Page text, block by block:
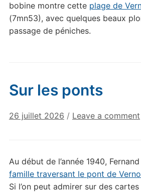
bobine montre cette plage de
(7mn53), avec quelques beaux
passage de péniches.
Sur les ponts
26 juillet 2026 / Leave a comment
Au début de l’année 1940,
famille traversant le pont de
Si l’on peut admirer sur des